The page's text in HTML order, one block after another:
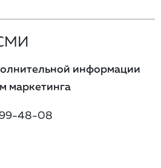
информации
маркетинга
99-48-08